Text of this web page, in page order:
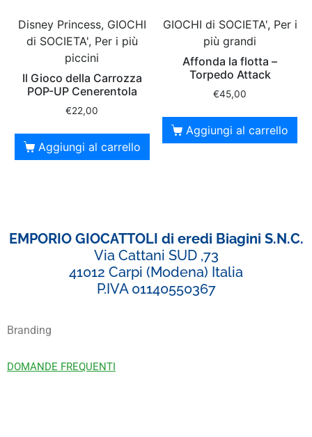
Disney Princess, GIOCHI
di SOCIETA', Per i più
piccini
Il Gioco della Carrozza
POP-UP Cenerentola
€22,00
Aggiungi al carrello
GIOCHI di SOCIETA', Per i
più grandi
Affonda la flotta –
Torpedo Attack
€45,00
Aggiungi al carrello
EMPORIO GIOCATTOLI di eredi Biagini S.N.C.
Via Cattani SUD ,73
41012 Carpi (Modena) Italia
P.IVA 01140550367
Branding
DOMANDE FREQUENTI